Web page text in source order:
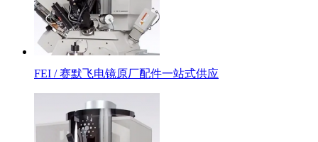
FEI / 赛默飞电镜原厂配件一站式供应